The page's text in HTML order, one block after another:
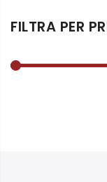
FILTRA PER